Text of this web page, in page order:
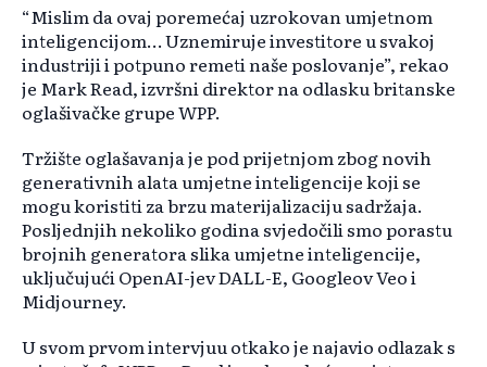
“Mislim da ovaj poremećaj uzrokovan umjetnom
inteligencijom… Uznemiruje investitore u svakoj
industriji i potpuno remeti naše poslovanje”, rekao
je Mark Read, izvršni direktor na odlasku britanske
oglašivačke grupe WPP.
Tržište oglašavanja je pod prijetnjom zbog novih
generativnih alata umjetne inteligencije koji se
mogu koristiti za brzu materijalizaciju sadržaja.
Posljednjih nekoliko godina svjedočili smo porastu
brojnih generatora slika umjetne inteligencije,
uključujući OpenAI-jev DALL-E, Googleov Veo i
Midjourney.
U svom prvom intervjuu otkako je najavio odlazak s